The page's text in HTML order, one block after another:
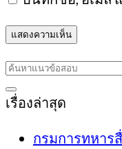
เรื่องล่าสุด
กรมการทหาร